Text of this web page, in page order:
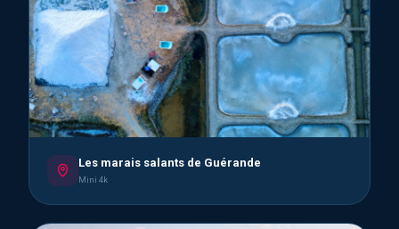
Les marais salants de Guérande
Mini 4k